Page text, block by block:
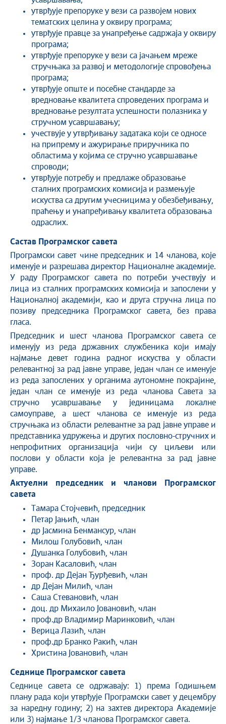
утврђује препоруке у вези са развојем нових
тематских целина у оквиру програма;
утврђује правце за унапређење садржаја у оквиру
програма;
утврђује препоруке у вези са јачањем мреже
стручњака за развој и методологије спровођења
програма;
утврђује опште и посебне стандарде за
вредновање квалитета спроведених програма и
вредновање резултата успешности полазника у
стручном усавршавању;
учествује у утврђивању задатака који се односе
на припрему и ажурирање приручника по
областима у којима се стручно усавршавање
спроводи;
утврђује потребу и предлаже образовање
сталних програмских комисија и размењује
искуства са другим учесницима у обезбеђивању,
праћењу и унапређивању квалитета образовања
одраслих.
Састав Програмског савета
Програмски савет чине председник и 14 чланова, које
именује и разрешава директор Националне академије.
У раду Програмског савета по потреби учествују и
лица из сталних програмских комисија и запослени у
Националној академији, као и друга стручна лица по
позиву председника Програмског савета, без права
гласа.
Председник и шест чланова Програмског савета се
именују из реда државних службеника који имају
најмање девет година радног искуства у области
релевантној за рад јавне управе, један члан се именује
из реда запослених у органима аутономне покрајине,
један члан се именује из реда чланова Савета за
стручно усавршавање у јединицама локалне
самоуправе, а шест чланова се именује из реда
стручњака из области релевантне за рад јавне управе и
представника удружења и других пословно-стручних и
непрофитних организација чији су циљеви или
послови у области која је релевантна за рад јавне
управе.
Актуелни председник и чланови Програмског
савета
Тамара Стојчевић, председник
Петар Јањић, члан
др Јасмина Бенмансур, члан
Милош Голубовић, члан
Душанка Голубовић, члан
Зоран Касаловић, члан
проф. др Дејан Ђурђевић, члан
др Дејан Милић, члан
Саша Стевановић, члан
доц. др Михаило Јовановић, члан
проф.др Владимир Маринковић, члан
Верица Лазић, члан
проф.др Бранко Ракић, члан
Христина Јовановић, члан
Седнице Програмског савета
Седнице савета се одржавају: 1) према Годишњем
плану рада који утврђује Програмски савет у децембру
за наредну годину; 2) на захтев директора Академије
или 3) најмање 1/3 чланова Програмског савета.